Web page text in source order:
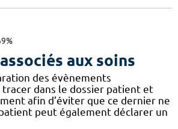
aux soins
des évènements
tracer dans le dossier patient et
afin d’éviter que ce dernier ne
peut également déclarer un